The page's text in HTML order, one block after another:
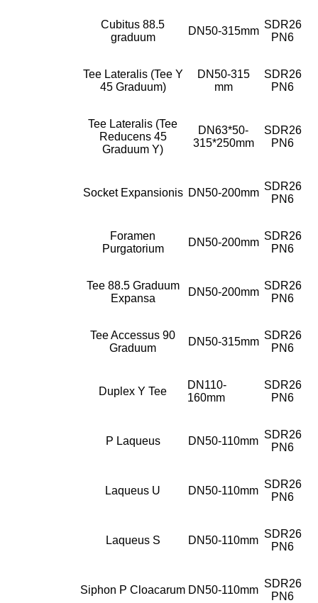
Cubitus 88.5
graduum
DN50-315mm
SDR26
PN6
Tee Lateralis (Tee Y
45 Graduum)
DN50-315
mm
SDR26
PN6
Tee Lateralis (Tee
Reducens 45
Graduum Y)
DN63*50-
315*250mm
SDR26
PN6
Socket Expansionis DN50-200mm
SDR26
PN6
Foramen
Purgatorium
DN50-200mm
SDR26
PN6
Tee 88.5 Graduum
Expansa
DN50-200mm
SDR26
PN6
Tee Accessus 90
Graduum
DN50-315mm
SDR26
PN6
Duplex Y Tee
DN110-
160mm
SDR26
PN6
P Laqueus DN50-110mm
SDR26
PN6
Laqueus U DN50-110mm
SDR26
PN6
Laqueus S DN50-110mm
SDR26
PN6
Siphon P Cloacarum DN50-110mm
SDR26
PN6